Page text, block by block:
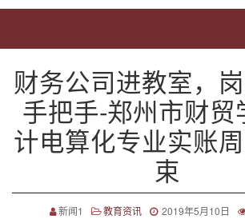
财务公司进教室，
手把手-郑州市财贸
计电算化专业实账
束
新闻1 教育资讯 2019年5月10日